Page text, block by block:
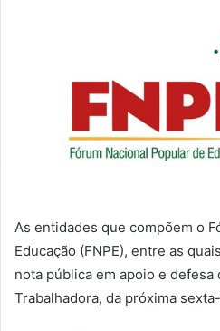
As entidades que compõem o
Educação (FNPE), entre as
nota pública em apoio e defesa
Trabalhadora, da próxima